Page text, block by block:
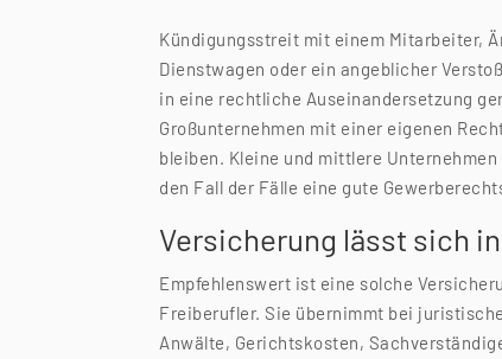
Kündigungsstreit mit einem Mitarbeiter,
Dienstwagen oder ein angeblicher
in eine rechtliche Auseinandersetzung
Großunternehmen mit einer eigenen
bleiben. Kleine und mittlere
den Fall der Fälle eine gute
Versicherung lässt sich
Empfehlenswert ist eine solche
Freiberufler. Sie übernimmt bei
Anwälte, Gerichtskosten,